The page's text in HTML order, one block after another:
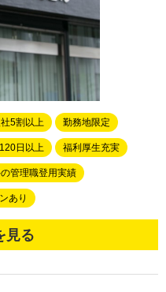
5割以上 勤務地限定
日以上 福利厚生充実
管理職登用実績
あり
見る